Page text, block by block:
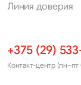
Линия доверия
+375 (29)
Контакт-центр